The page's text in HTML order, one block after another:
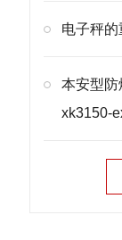
电子秤
本安型防
xk3150-